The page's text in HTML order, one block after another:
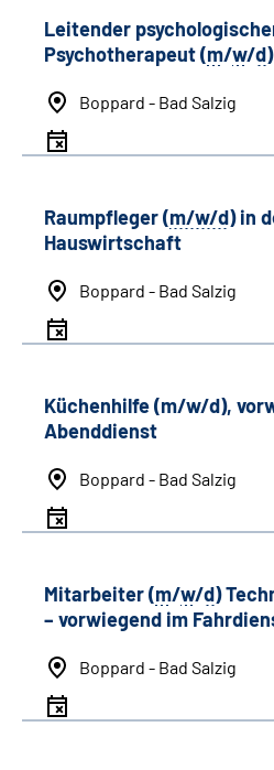
Leitender
Psychotherapeut (m/w/d)
Boppard - Bad Salzig
Raumpfleger (m/w/d) in
Hauswirtschaft
Boppard - Bad Salzig
Küchenhilfe (m/w/d),
Abenddienst
Boppard - Bad Salzig
Mitarbeiter (m/w/d)
– vorwiegend im
Boppard - Bad Salzig